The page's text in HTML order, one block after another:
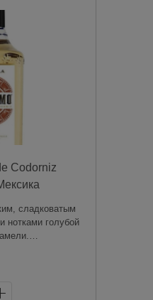
Codorniz
сладковатым
нотками голубой
с фруктовыми